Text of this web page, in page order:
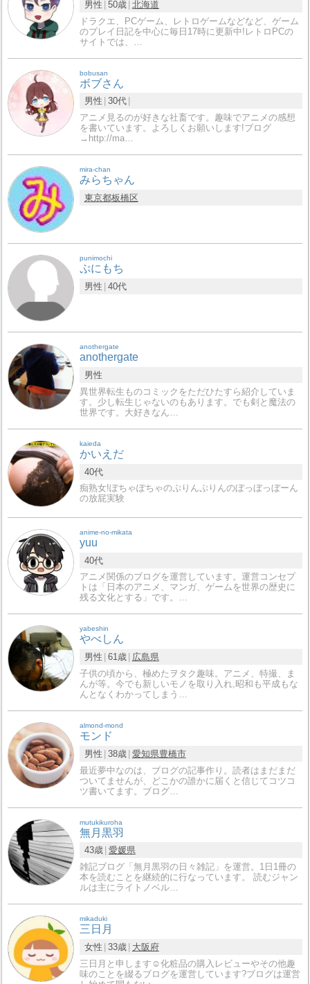
男性 50歳 北海道
ドラクエ、PCゲーム、レトロゲームなどなど、ゲーム
のプレイ日記を中心に毎日17時に更新中!レトロPCの
サイトでは、…
bobusan
ボブさん
男性 30代
アニメ見るのが好きな社畜です。趣味でアニメの感想
を書いています。よろしくお願いします!ブログ
→http://ma…
mira-chan
みらちゃん
東京都板橋区
punimochi
ぷにもち
男性 40代
anothergate
anothergate
男性
異世界転生ものコミックをただひたすら紹介していま
す。少し転生じゃないのもあります。でも剣と魔法の
世界です。大好きなん…
kaieda
かいえだ
40代
痴熟女!ぽちゃぽちゃのぷりんぷりんのぼっぼっぼーん
の放屁実験
anime-no-mikata
yuu
40代
アニメ関係のブログを運営しています。運営コンセプ
トは「日本のアニメ、マンガ、ゲームを世界の歴史に
残る文化とする」です。…
yabeshin
やべしん
男性 61歳
広島県
子供の頃から、極めたヲタク趣味。アニメ、特撮、ま
んが等。今でも新しいモノを取り入れ,昭和も平成もな
んとなくわかってしまう…
almond-mond
モンド
男性 38歳 愛知県豊橋市
最近夢中なのは、ブログの記事作り。読者はまだまだ
ついてませんが、どこかの誰かに届くと信じてコツコ
ツ書いてます。ブログ…
mutukikuroha
無月黒羽
43歳 愛媛県
雑記ブログ「無月黒羽の日々雑記」を運営。1日1冊の
本を読むことを継続的に行なっています。 読むジャン
ルは主にライトノベル…
mikaduki
三日月
女性 33歳
大阪府
三日月と申します☺️化粧品の購入レビューやその他趣
味のことを綴るブログを運営しています?ブログは運営